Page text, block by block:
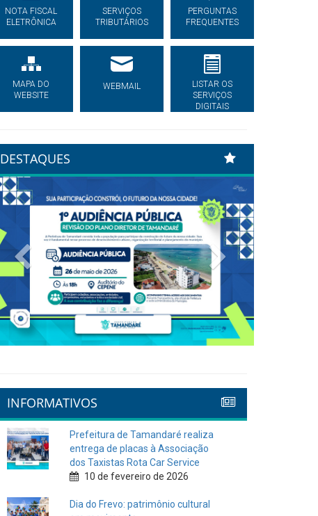
NOTA FISCAL
ELETRÔNICA
SERVIÇOS
TRIBUTÁRIOS
PERGUNTAS
FREQUENTES
MAPA DO
WEBSITE
WEBMAIL
LISTAR OS
SERVIÇOS
DIGITAIS
DESTAQUES
Previous Next
INFORMATIVOS
Prefeitura de Tamandaré realiza
entrega de placas à Associação
dos Taxistas Rota Car Service
10 de fevereiro de 2026
Dia do Frevo: patrimônio cultural